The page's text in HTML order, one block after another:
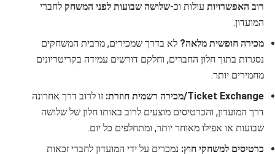
רוב האפשרויות עולות וכ-שלושה שבועות לפני המשחק לחברי
המועדון.
מכירה חופשית מלאה? לא בדרך שמכירים, מרבית המשחקים
נסגרות בתוך חלון החברים, וחלקם דורשים עמידה בקריטריונים
מחמירים יותר.
Ticket Exchange/מכירה רשמית חוזרת:
זו לרוב דרך אחרונה
דרך המועדון, והכרטיסים מוצעים לרוב באותו חלון של שלושה
שבועות או אפילו מאוחר יותר, ומתחלפים כל יום.
כרטיסים למשחקי חוץ: נמכרים על ידי המועדון לחברי זכאות